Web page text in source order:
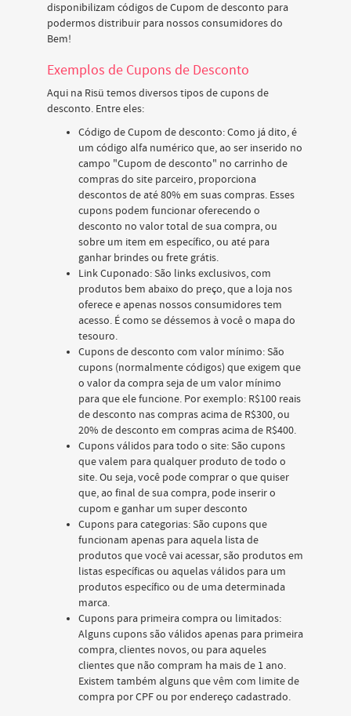
disponibilizam códigos de Cupom de desconto para
podermos distribuir para nossos consumidores do
Bem!
Exemplos de Cupons de Desconto
Aqui na Risü temos diversos tipos de cupons de
desconto. Entre eles:
Código de Cupom de desconto: Como já dito, é
um código alfa numérico que, ao ser inserido no
campo "Cupom de desconto" no carrinho de
compras do site parceiro, proporciona
descontos de até 80% em suas compras. Esses
cupons podem funcionar oferecendo o
desconto no valor total de sua compra, ou
sobre um item em específico, ou até para
ganhar brindes ou frete grátis.
Link Cuponado: São links exclusivos, com
produtos bem abaixo do preço, que a loja nos
oferece e apenas nossos consumidores tem
acesso. É como se déssemos à você o mapa do
tesouro.
Cupons de desconto com valor mínimo: São
cupons (normalmente códigos) que exigem que
o valor da compra seja de um valor mínimo
para que ele funcione. Por exemplo: R$100 reais
de desconto nas compras acima de R$300, ou
20% de desconto em compras acima de R$400.
Cupons válidos para todo o site: São cupons
que valem para qualquer produto de todo o
site. Ou seja, você pode comprar o que quiser
que, ao final de sua compra, pode inserir o
cupom e ganhar um super desconto
Cupons para categorias: São cupons que
funcionam apenas para aquela lista de
produtos que você vai acessar, são produtos em
listas específicas ou aquelas válidos para um
produtos específico ou de uma determinada
marca.
Cupons para primeira compra ou limitados:
Alguns cupons são válidos apenas para primeira
compra, clientes novos, ou para aqueles
clientes que não compram ha mais de 1 ano.
Existem também alguns que vêm com limite de
compra por CPF ou por endereço cadastrado.